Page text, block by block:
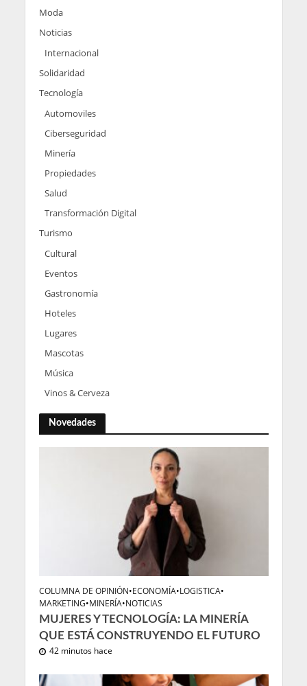
Moda
Noticias
Internacional
Solidaridad
Tecnología
Automoviles
Ciberseguridad
Minería
Propiedades
Salud
Transformación Digital
Turismo
Cultural
Eventos
Gastronomía
Hoteles
Lugares
Mascotas
Música
Vinos & Cerveza
Novedades
COLUMNA DE OPINIÓN•ECONOMÍA•LOGISTICA•
MARKETING•MINERÍA•NOTICIAS
MUJERES Y TECNOLOGÍA: LA MINERÍA
QUE ESTÁ CONSTRUYENDO EL FUTURO
42 minutos hace